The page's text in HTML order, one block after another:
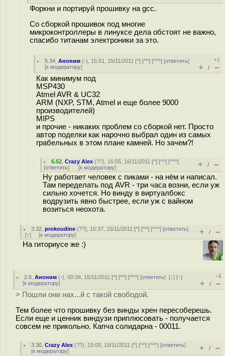
Форкни и портируй прошивку на gcc.
Со сборкой прошивок под многие
микроконтроллеры в линуксе дела обстоят не важно,
спасибо титанам электроники за это.
5.34 ,Аноним (-), 15:51, 15/11/2011 [^] [^^] [^^^] [ответить]
[к модератору]
+1
+ / –
Как минимум под
MSP430
Atmel AVR & UC32
ARM (NXP, STM, Atmel и еще более 9000
производителей)
MIPS
и прочие - никаких проблем со сборкой нет. Просто
автор поделки как нарочно выбрал один из самых
грабельных в этом плане камней. Но зачем?!
6.52 ,Crazy Alex (??), 16:55, 16/11/2011 [^] [^^] [^^^]
[ответить] [к модератору] + / –
Ну работает человек с пиками - на нём и написал.
Там переделать под AVR - три часа возни, если уж
сильно хочется. Но винду в виртуалбокс
водрузить явно быстрее, если уж с вайном
возиться неохота.
3.32 ,prokoudine (??), 15:37, 15/11/2011 [^] [^^] [^^^] [ответить]
[↑] [к модератору] + / –
На гиториусе же :)
2.6 ,Аноним (-), 00:34, 15/11/2011 [^] [^^] [^^^] [ответить][↓] [↑]
[к модератору]
–1
+ / –
> Пошли они нах...й с такой свободой.
Тем более что прошивку без винды хрен пересоберешь.
Если еще и ценник виндузи приплюсовать - получается
совсем не прикольно. Капча солидарна - 00011.
3.30 ,Crazy Alex (??), 15:00, 15/11/2011 [^] [^^] [^^^] [ответить]
[к модератору] + / –